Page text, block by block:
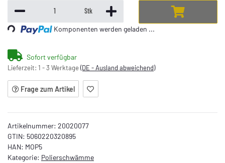
Stk
Komponenten werden geladen ...
Sofort verfügbar
Lieferzeit: 1 - 3 Werktage (DE - Ausland abweichend)
Frage zum Artikel
Artikelnummer: 20020077
GTIN: 5060220320895
HAN: MOP5
Kategorie: Polierschwämme